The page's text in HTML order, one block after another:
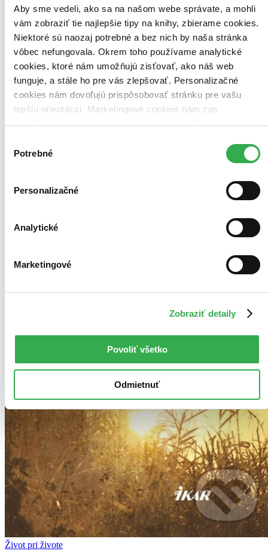
Aby sme vedeli, ako sa na našom webe správate, a mohli
vám zobraziť tie najlepšie tipy na knihy, zbierame cookies.
Niektoré sú naozaj potrebné a bez nich by naša stránka
vôbec nefungovala. Okrem toho používame analytické
cookies, ktoré nám umožňujú zisťovať, ako náš web
funguje, a stále ho pre vás zlepšovať. Personalizačné
cookies nám dovoľujú prispôsobovať stránku pre vašu
lepšiu orientáciu. Marketingové cookies nám zas
umožňujú zobrazenie relevantnej reklamy. Niektoré údaje
keby sme mohli používať všetky tieto cookies. Ďakujeme!
súhlasu
Potrebné
Personalizačné
Analytické
Marketingové
Zobraziť detaily
Povoliť všetko
Odmietnuť
Na sklade
Tento produkt síce máme aktuálne na sklade, máme však už
iba posledné kusy a ďalšie už nemá ani distribútor, preto je
možné, že bude onedlho úplne vypredaný. Ak ho chcete mať,
ponáhľajte sa!
Vložiť do košíka
Ďalšie formáty
Život pri živote